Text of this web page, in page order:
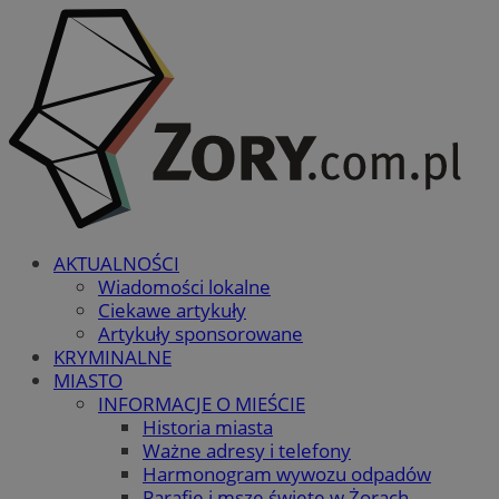
AKTUALNOŚCI
Wiadomości lokalne
Ciekawe artykuły
Artykuły sponsorowane
KRYMINALNE
MIASTO
INFORMACJE O MIEŚCIE
Historia miasta
Ważne adresy i telefony
Harmonogram wywozu odpadów